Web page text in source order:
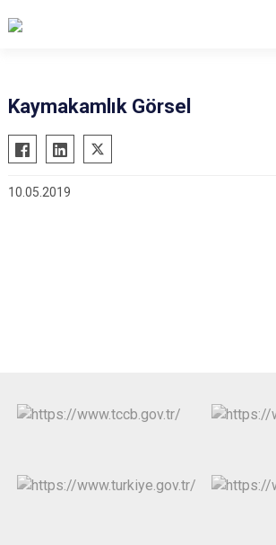
Elbeyli
Musabeyli
Polateli
Kaymakamlık Görsel
10.05.2019